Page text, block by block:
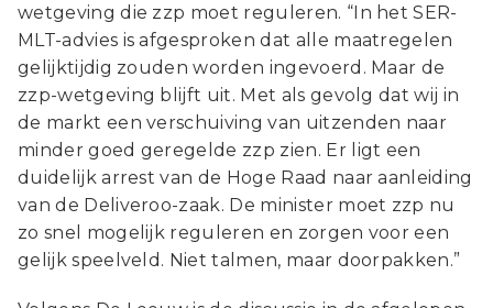
wetgeving die zzp moet reguleren. “In het SER-
MLT-advies is afgesproken dat alle maatregelen
gelijktijdig zouden worden ingevoerd. Maar de
zzp-wetgeving blijft uit. Met als gevolg dat wij in
de markt een verschuiving van uitzenden naar
minder goed geregelde zzp zien. Er ligt een
duidelijk arrest van de Hoge Raad naar aanleiding
van de Deliveroo-zaak. De minister moet zzp nu
zo snel mogelijk reguleren en zorgen voor een
gelijk speelveld. Niet talmen, maar doorpakken.”